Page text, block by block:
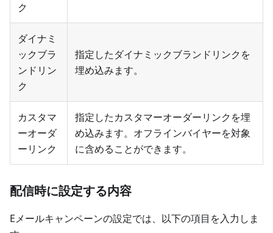
ク
ダイナミ
ックブラ
ンドリン
ク
指定したダイナミックブランドリンクを
埋め込みます。
カスタマ
ーオーダ
ーリンク
指定したカスタマーオーダーリンクを埋
め込みます。オフラインバイヤーを対象
に含めることができます。
配信時に設定する内容
Eメールキャンペーンの設定では、以下の項目を入力しま